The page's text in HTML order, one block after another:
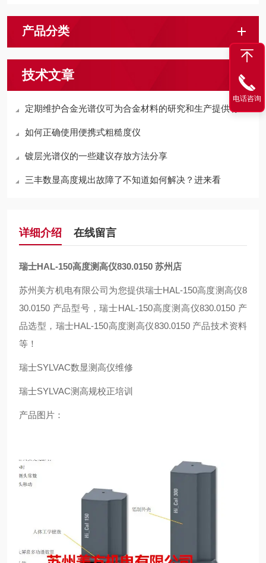
产品分类
技术文章
定期维护合金光谱仪可为合金材料的研究和生产提供有力支持
如何正确使用便携式粗糙度仪
镀层光谱仪的一些建议存放方法分享
三丰数显高度规出故障了不知道如何解决？进来看
详细介绍 在线留言
瑞士HAL-150高度测高仪830.0150 苏州店
苏州美方机电有限公司为您提供瑞士HAL-150高度测高仪8
30.0150 产品型号，瑞士HAL-150高度测高仪830.0150 产
品选型，瑞士HAL-150高度测高仪830.0150 产品技术资料
等！
瑞士SYLVAC数显测高仪维修
瑞士SYLVAC测高规校正培训
产品图片：
电话咨询